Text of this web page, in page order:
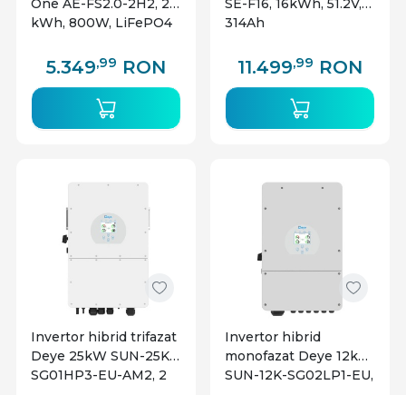
One AE-FS2.0-2H2, 2
kWh, 800W, LiFePO4
5.349,99 RON
SE-F16, 16kWh, 51.2V,
314Ah
11.499,99 RON
Invertor hibrid trifazat
Deye 25kW SUN-25K-
SG01HP3-EU-AM2, 2
Invertor hibrid
monofazat Deye 12kW
SUN-12K-SG02LP1-EU,